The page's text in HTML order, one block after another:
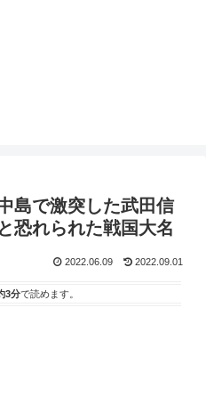
島で激突した武田信
恐れられた戦国大名
2022.06.09 2022.09.01
3分で読めます。